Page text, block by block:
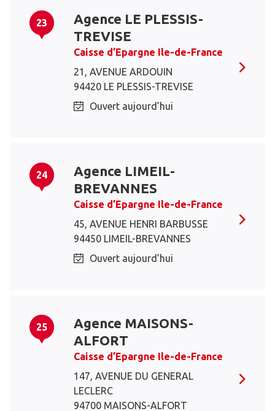
23
Agence LE PLESSIS-
TREVISE
Caisse d’Epargne Ile-de-France
21, AVENUE ARDOUIN
94420 LE PLESSIS-TREVISE
Ouvert aujourd’hui
24
Agence LIMEIL-
BREVANNES
Caisse d’Epargne Ile-de-France
45, AVENUE HENRI BARBUSSE
94450 LIMEIL-BREVANNES
Ouvert aujourd’hui
25
Agence MAISONS-
ALFORT
Caisse d’Epargne Ile-de-France
147, AVENUE DU GENERAL
LECLERC
94700 MAISONS-ALFORT